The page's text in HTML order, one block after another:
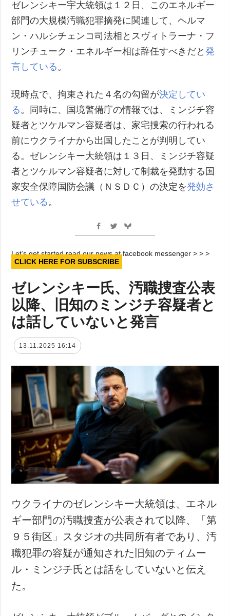
ゼレンシキー宇大統領は１２日、このエネルギー
部門の大規模汚職犯罪摘発に関連して、ヘルマ
ン・ハルシチェンコ司法相とスヴィトラーナ・フ
リンチューク・エネルギー相は辞任すべきだと発
言している 。
現時点で、拘束された４名の勾留が決定してい
る 。同時に、国境警備庁の情報では、ミンジチ容
疑者とツケルマン容疑者は、家宅捜索の行われる
前にウクライナから出国したことが判明してい
る。ゼレンシキー大統領は１３日、ミンジチ容疑
者とツケルマン容疑者に対して制裁を発動する国
家安全保障国防会議（ＮＳＤＣ）の決定を発効さ
せている 。
Let’s get started read our news at facebook messenger > > >
CLICK HERE FOR SUBSCRIBE
ゼレンシキー氏、汚職捜査公表
以降、旧知のミンジチ容疑者と
は話していないと発言
13.11.2025 16:14
ウクライナのゼレンシキー大統領は、エネル
ギー部門の汚職捜査が公表されて以降、「第
９５街区」スタジオの共同所有者であり、汚
職犯罪の容疑が通知された旧知のティムー
ル・ミンジチ氏とは話をしていないと伝え
た。